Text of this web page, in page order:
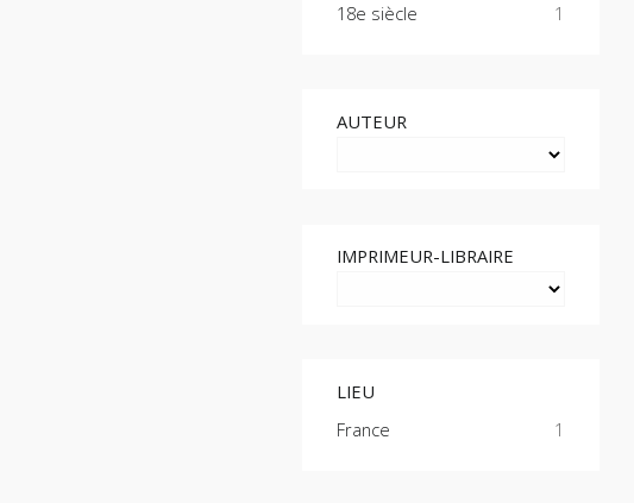
18e siècle
1
AUTEUR
IMPRIMEUR-LIBRAIRE
LIEU
France
1